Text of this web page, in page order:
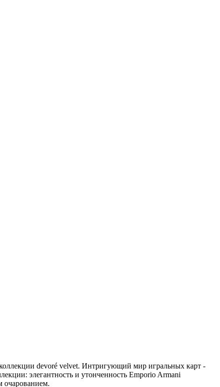
devoré velvet. Интригующий мир игральных карт -
элегантность и утонченность Emporio Armani
очарованием.